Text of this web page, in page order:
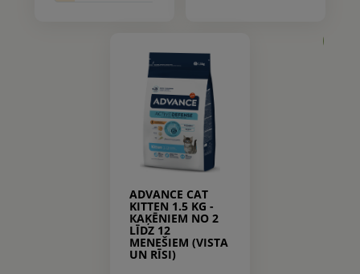
ADVANCE CAT
KITTEN 1.5 KG -
КAĶĒNIEM NO 2
LĪDZ 12
MENEŠIEM (VISTA
UN RĪSI)